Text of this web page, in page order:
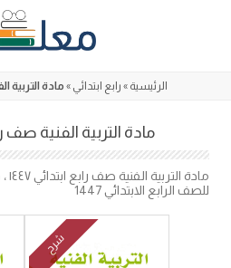
الرئيسية » رابع ابتدائي » مادة التربية
مادة التربية الفنية صف
للصف الرابع الابتدائي 1447
شرح